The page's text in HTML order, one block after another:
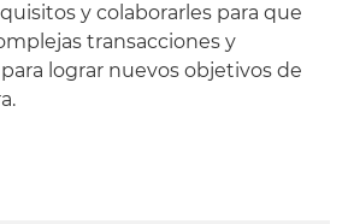
y colaborarles para que
transacciones y
lograr nuevos objetivos de